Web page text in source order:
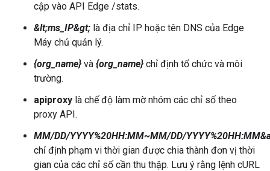
cập vào API Edge /stats.
&lt;ms_IP&gt; là địa chỉ IP hoặc tên DNS của Edge
Máy chủ quản lý.
{org_name} và {org_name} chỉ định tổ chức và môi
trường.
apiproxy là chế độ làm mờ nhóm các chỉ số theo
proxy API.
MM/DD/YYYY%20HH:MM~MM/DD/
chỉ định phạm vi thời gian được chia thành đơn vị thời
gian của các chỉ số cần thu thập. Lưu ý rằng lệnh cURL